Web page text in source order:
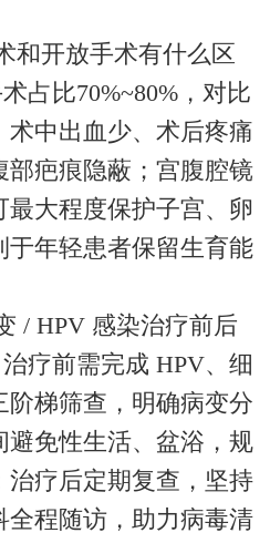
和开放手术有什么区
占比70%~80%，对比
中出血少、术后疼痛
部疤痕隐蔽；宫腹腔镜
大程度保护子宫、卵
于年轻患者保留生育能
/ HPV 感染治疗前后
疗前需完成 HPV、细
阶梯筛查，明确病变分
避免性生活、盆浴，规
治疗后定期复查，坚持
全程随访，助力病毒清